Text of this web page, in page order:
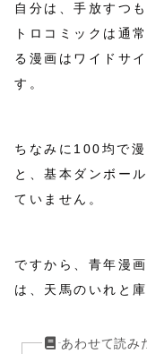
自分は、手放すつ
トロコミックは通
る漫画はワイドサ
す。
ちなみに100均で
と、基本ダンボー
ていません。
ですから、青年漫
は、天馬のいれと